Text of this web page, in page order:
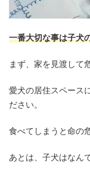
一番大切な事は子犬
まず、家を見渡して
愛犬の居住スペース
ださい。
食べてしまうと命の
あとは、子犬はなん